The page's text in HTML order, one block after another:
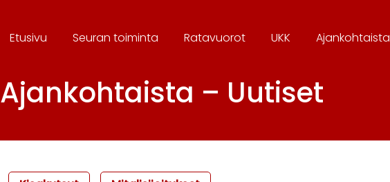
Etusivu Seuran toiminta Ratavuorot UKK Ajankohtaista
Ajankohtaista – Uutiset